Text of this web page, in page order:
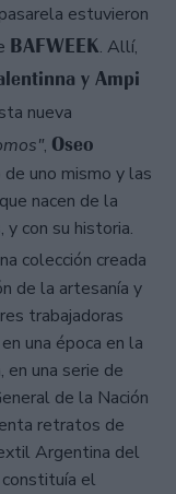
estuvieron
BAFWEEK. Allí,
y Ampi
nueva
, Oseo
uno mismo y las
nacen de la
con su historia.
colección creada
de la artesanía y
trabajadoras
una época en la
una serie de
de la Nación
retratos de
Argentina del
el